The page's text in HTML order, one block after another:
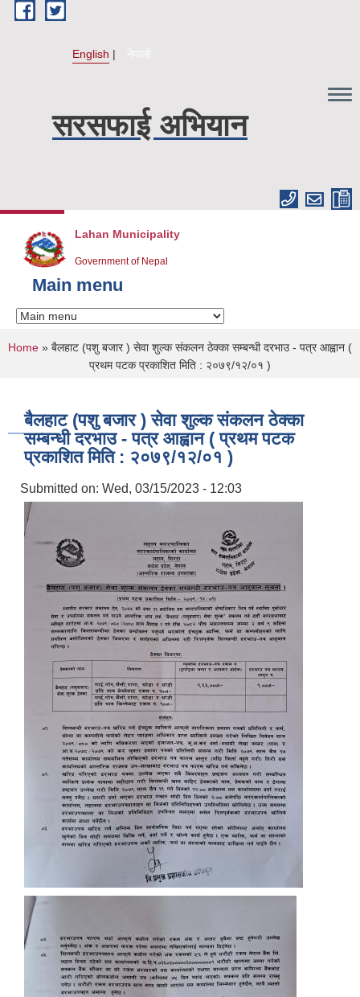
Skip to main content
English नेपाली
सरसफाई अभियान
Lahan Municipality
Government of Nepal
Main menu
You are here
Home » बैलहाट (पशु बजार ) सेवा शुल्क संकलन ठेक्का सम्बन्धी दरभाउ - पत्र आह्वान (
प्रथम पटक प्रकाशित मिति : २०७९/१२/०१ )
बैलहाट (पशु बजार ) सेवा शुल्क संकलन ठेक्का
सम्बन्धी दरभाउ - पत्र आह्वान ( प्रथम पटक
प्रकाशित मिति : २०७९/१२/०१ )
Submitted on: Wed, 03/15/2023 - 12:03